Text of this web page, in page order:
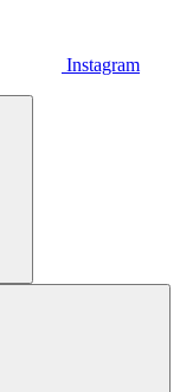
Instagram